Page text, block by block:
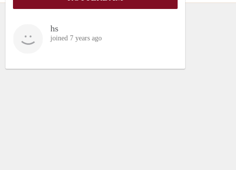
hs
joined 7 years ago